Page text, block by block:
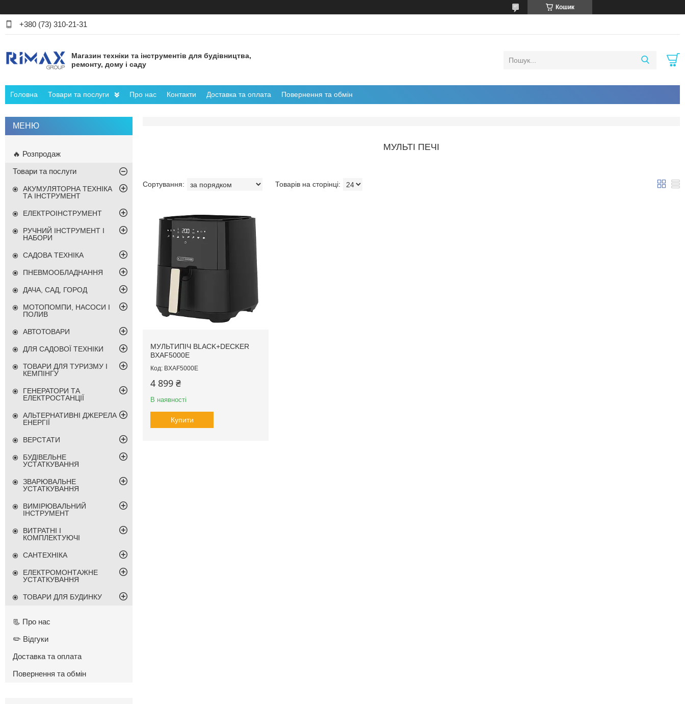
Кошик
+380 (73) 310-21-31
Магазин техніки та інструментів для будівництва,
ремонту, дому і саду
Головна Товари та послуги Про нас Контакти Доставка та оплата Повернення та обмін
МУЛЬТІ ПЕЧІ
МУЛЬТИПІЧ BLACK+DECKER
BXAF5000E
BXAF5000E
4 899 ₴
В наявності
Купити
🔥 Розпродаж
Товари та послуги
АКУМУЛЯТОРНА ТЕХНІКА
ТА ІНСТРУМЕНТ
ЕЛЕКТРОІНСТРУМЕНТ
РУЧНИЙ ІНСТРУМЕНТ І
НАБОРИ
САДОВА ТЕХНІКА
ПНЕВМООБЛАДНАННЯ
ДАЧА, САД, ГОРОД
МОТОПОМПИ, НАСОСИ І
ПОЛИВ
АВТОТОВАРИ
ДЛЯ САДОВОЇ ТЕХНІКИ
ТОВАРИ ДЛЯ ТУРИЗМУ І
КЕМПІНГУ
ГЕНЕРАТОРИ ТА
ЕЛЕКТРОСТАНЦІЇ
АЛЬТЕРНАТИВНІ ДЖЕРЕЛА
ЕНЕРГІЇ
ВЕРСТАТИ
БУДІВЕЛЬНЕ
УСТАТКУВАННЯ
ЗВАРЮВАЛЬНЕ
УСТАТКУВАННЯ
ВИМІРЮВАЛЬНИЙ
ІНСТРУМЕНТ
ВИТРАТНІ І
КОМПЛЕКТУЮЧІ
САНТЕХНІКА
ЕЛЕКТРОМОНТАЖНЕ
УСТАТКУВАННЯ
ТОВАРИ ДЛЯ БУДИНКУ
📃 Про нас
✏️ Відгуки
Доставка та оплата
Повернення та обмін